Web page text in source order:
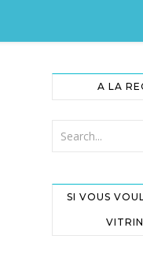
A LA
SI VOUS